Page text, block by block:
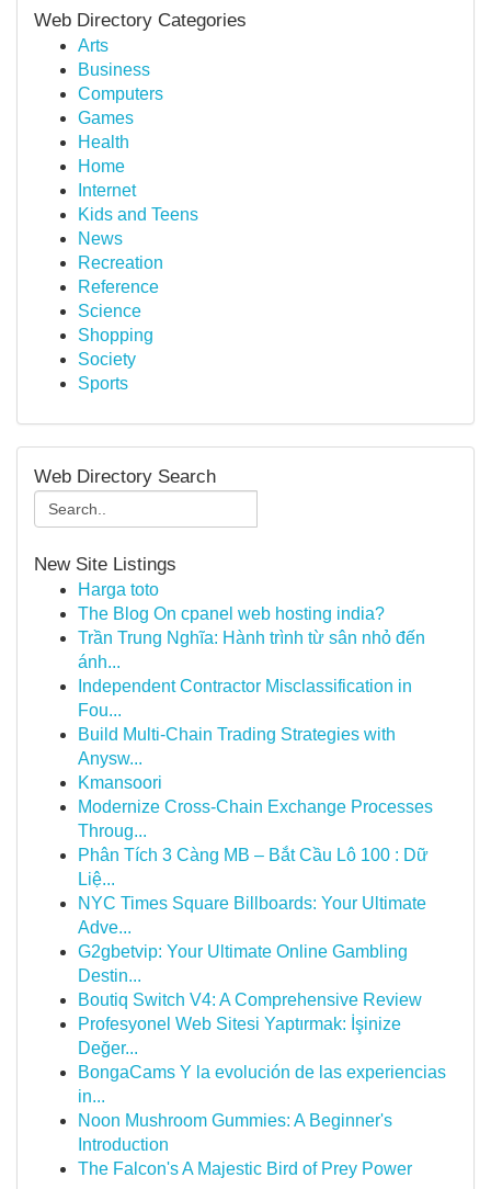
Web Directory Categories
Arts
Business
Computers
Games
Health
Home
Internet
Kids and Teens
News
Recreation
Reference
Science
Shopping
Society
Sports
Web Directory Search
New Site Listings
Harga toto
The Blog On cpanel web hosting india?
Trần Trung Nghĩa: Hành trình từ sân nhỏ đến
ánh...
Independent Contractor Misclassification in
Fou...
Build Multi-Chain Trading Strategies with
Anysw...
Kmansoori
Modernize Cross-Chain Exchange Processes
Throug...
Phân Tích 3 Càng MB – Bắt Cầu Lô 100 : Dữ
Liệ...
NYC Times Square Billboards: Your Ultimate
Adve...
G2gbetvip: Your Ultimate Online Gambling
Destin...
Boutiq Switch V4: A Comprehensive Review
Profesyonel Web Sitesi Yaptırmak: İşinize
Değer...
BongaCams Y la evolución de las experiencias
in...
Noon Mushroom Gummies: A Beginner's
Introduction
The Falcon's A Majestic Bird of Prey Power